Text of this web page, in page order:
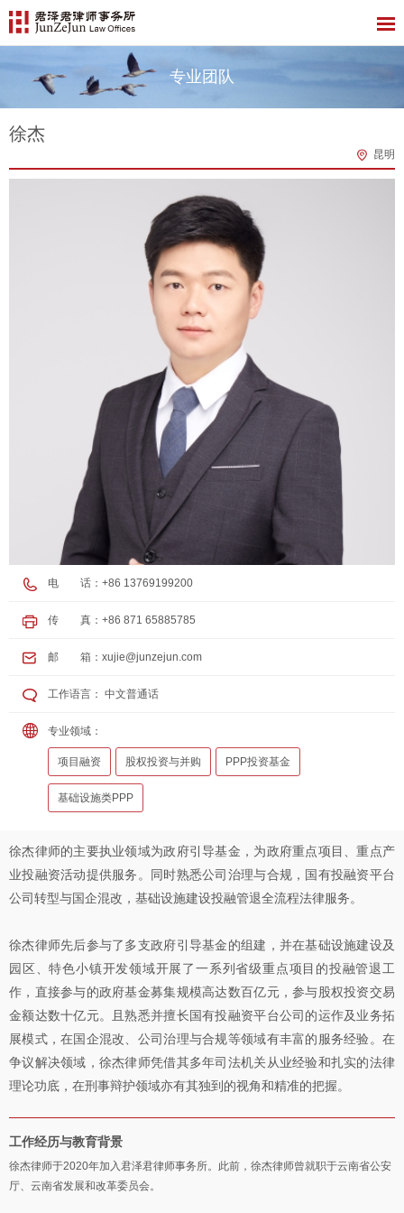
专业团队
徐杰
昆明
电 话：+86 13769199200
传 真：+86 871 65885785
邮 箱： xujie@junzejun.com
工作语言： 中文普通话
专业领域：
项目融资 股权投资与并购 PPP投资基金
基础设施类PPP
徐杰律师的主要执业领域为政府引导基金，为政府重点项目、重点产
业投融资活动提供服务。同时熟悉公司治理与合规，国有投融资平台
公司转型与国企混改，基础设施建设投融管退全流程法律服务。
徐杰律师先后参与了多支政府引导基金的组建，并在基础设施建设及
园区、特色小镇开发领域开展了一系列省级重点项目的投融管退工
作，直接参与的政府基金募集规模高达数百亿元，参与股权投资交易
金额达数十亿元。且熟悉并擅长国有投融资平台公司的运作及业务拓
展模式，在国企混改、公司治理与合规等领域有丰富的服务经验。在
争议解决领域，徐杰律师凭借其多年司法机关从业经验和扎实的法律
理论功底，在刑事辩护领域亦有其独到的视角和精准的把握。
工作经历与教育背景
徐杰律师于2020年加入君泽君律师事务所。此前，徐杰律师曾就职于云南省公安
厅、云南省发展和改革委员会。